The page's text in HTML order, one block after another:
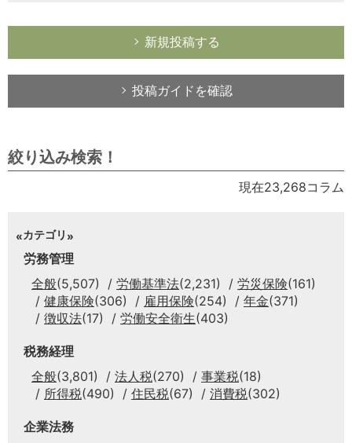
新規投稿する
投稿ガイドを確認
絞り込み検索！
現在23,268コラム
カテゴリ
労務管理
全般(5,507) 労働基準法(2,231) 労災保険(161)
健康保険(306) 雇用保険(254) 年金(371)
徴収法(17) 労働安全衛生(403)
税務経理
全般(3,801) 法人税(270) 事業税(18)
所得税(490) 住民税(67) 消費税(302)
企業法務